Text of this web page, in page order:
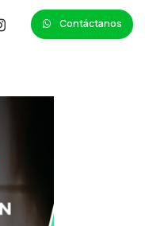
Contáctanos